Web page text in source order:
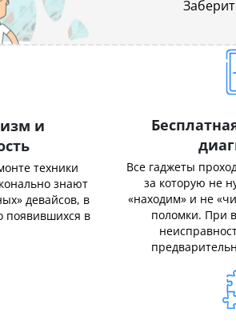
и
техники
знают
девайсов, в
появившихся в
Все гаджеты
за которую не
«находим» и не
поломки. При